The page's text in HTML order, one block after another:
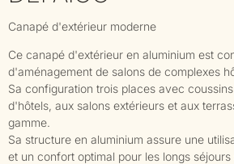
Canapé d'extérieur moderne
Ce canapé d'extérieur en aluminium est
d'aménagement de salons de complexes
Sa configuration trois places avec
d'hôtels, aux salons extérieurs et aux
gamme.
Sa structure en aluminium assure une
et un confort optimal pour les longs séjours